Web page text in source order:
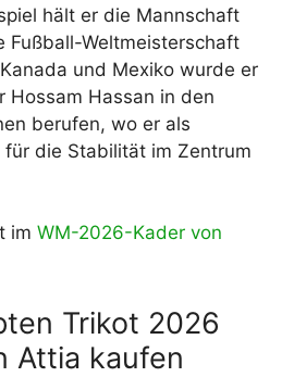
hält er die Mannschaft
Fußball-Weltmeisterschaft
und Mexiko wurde er
Hossam Hassan in den
berufen, wo er als
die Stabilität im Zentrum
im WM-2026-Kader von
Trikot 2026
Attia kaufen